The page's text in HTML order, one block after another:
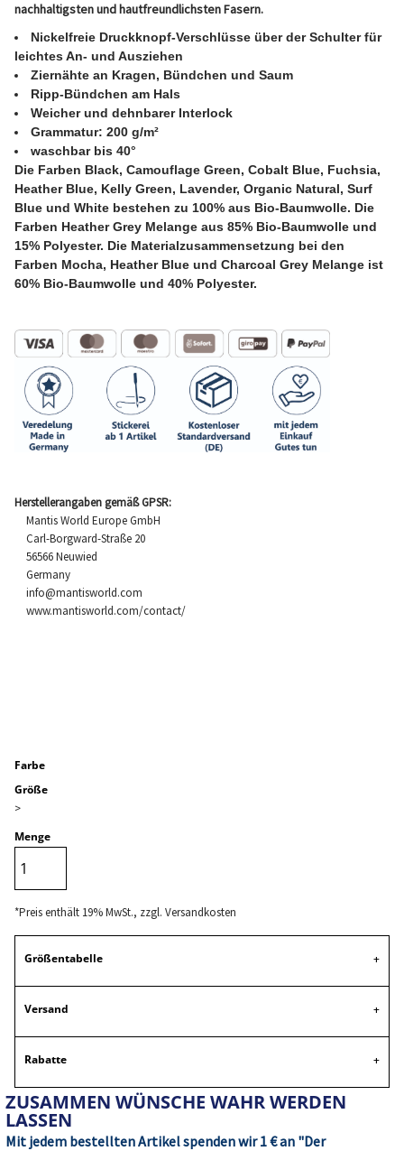
nachhaltigsten und hautfreundlichsten Fasern.
Nickelfreie Druckknopf-Verschlüsse über der Schulter für
leichtes An- und Ausziehen
Ziernähte an Kragen, Bündchen und Saum
Ripp-Bündchen am Hals
Weicher und dehnbarer Interlock
Grammatur: 200 g/m²
waschbar bis 40°
Die Farben Black, Camouflage Green, Cobalt Blue, Fuchsia,
Heather Blue, Kelly Green, Lavender, Organic Natural, Surf
Blue und White bestehen zu 100% aus Bio-Baumwolle. Die
Farben Heather Grey Melange aus 85% Bio-Baumwolle und
15% Polyester. Die Materialzusammensetzung bei den
Farben Mocha, Heather Blue und Charcoal Grey Melange ist
60% Bio-Baumwolle und 40% Polyester.
Herstellerangaben gemäß GPSR:
Mantis World Europe GmbH
Carl-Borgward-Straße 20
56566 Neuwied
Germany
info@mantisworld.com
www.mantisworld.com/contact/
Farbe
Größe
>
Menge
*Preis enthält 19% MwSt., zzgl. Versandkosten
Größentabelle
Versand
Rabatte
ZUSAMMEN WÜNSCHE WAHR WERDEN
LASSEN
Mit jedem bestellten Artikel spenden wir 1 € an "Der